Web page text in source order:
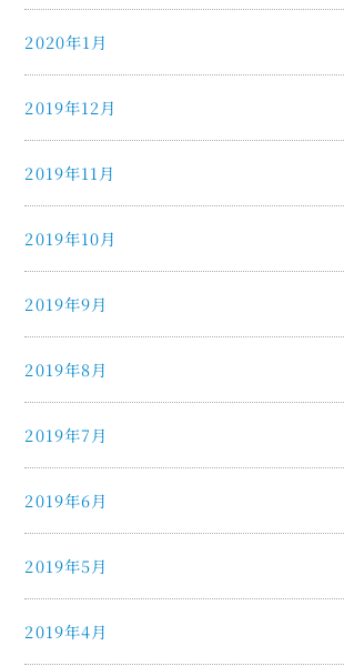
2020年1月
2019年12月
2019年11月
2019年10月
2019年9月
2019年8月
2019年7月
2019年6月
2019年5月
2019年4月